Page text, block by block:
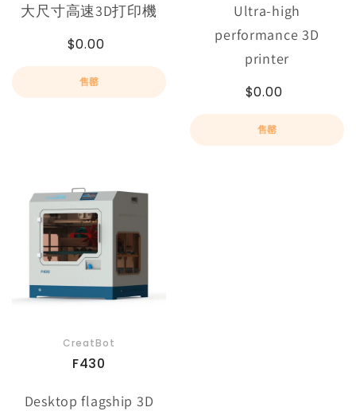
大尺寸高速3D打印機
$0.00
售罄
Ultra-high
performance 3D
printer
$0.00
售罄
CreatBot
F430
Desktop flagship 3D